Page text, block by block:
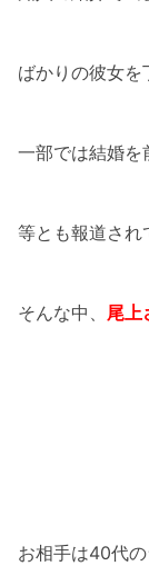
ばかりの彼女を
一部では結婚を
等とも報道され
そんな中、 尾上
お相手は40代